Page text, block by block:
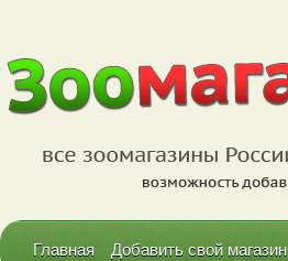
Главная Добавить свой магазин